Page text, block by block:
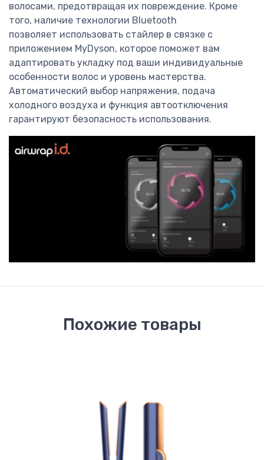
волосами, предотвращая их повреждение. Кроме
того, наличие технологии Bluetooth
позволяет использовать стайлер в связке с
приложением MyDyson, которое поможет вам
адаптировать укладку под ваши индивидуальные
особенности волос и уровень мастерства.
Автоматический выбор напряжения, подача
холодного воздуха и функция автоотключения
гарантируют безопасность использования.
Похожие товары